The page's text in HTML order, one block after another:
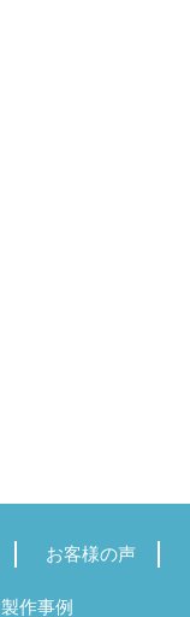
お客様の声
製作事例